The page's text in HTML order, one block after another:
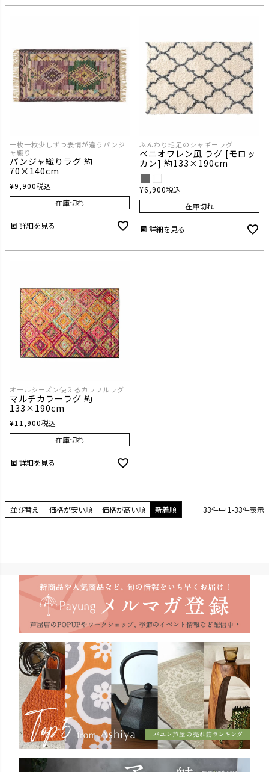
一枚一枚少しずつ表情が違うパンジ
ャ織り
パンジャ織りラグ 約
70×140cm
¥9,900税込
在庫切れ
詳細を見る
ふんわり毛足のシャギーラグ
ベニオワレン風 ラグ [モロッ
カン] 約133×190cm
¥6,900税込
在庫切れ
詳細を見る
オールシーズン使えるカラフルラグ
マルチカラーラグ 約
133×190cm
¥11,900税込
在庫切れ
詳細を見る
並び替え 価格が安い順 価格が高い順 新着順 33件中 1-33件表示